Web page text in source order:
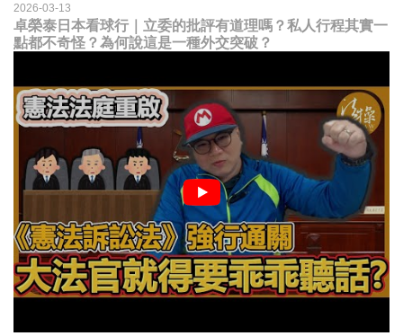
2026-03-13
卓榮泰日本看球行｜立委的批評有道理嗎？私人行程其實一
點都不奇怪？為何說這是一種外交突破？